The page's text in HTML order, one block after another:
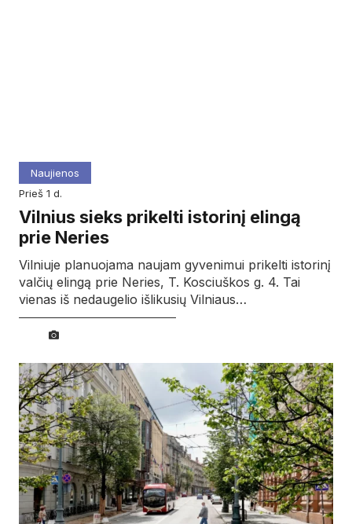
Naujienos
prieš 1 d.
Vilnius sieks prikelti istorinį elingą
prie Neries
Vilniuje planuojama naujam gyvenimui prikelti istorinį
valčių elingą prie Neries, T. Kosciuškos g. 4. Tai
vienas iš nedaugelio išlikusių Vilniaus…